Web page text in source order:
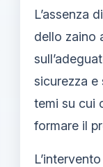
L’assenza
dello zaino
sicurezza e
temi su cui
formare il